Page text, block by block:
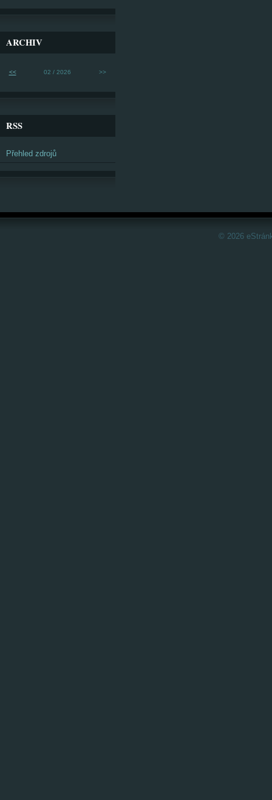
ARCHIV
<< 02 / 2026 >>
RSS
Přehled zdrojů
© 2026